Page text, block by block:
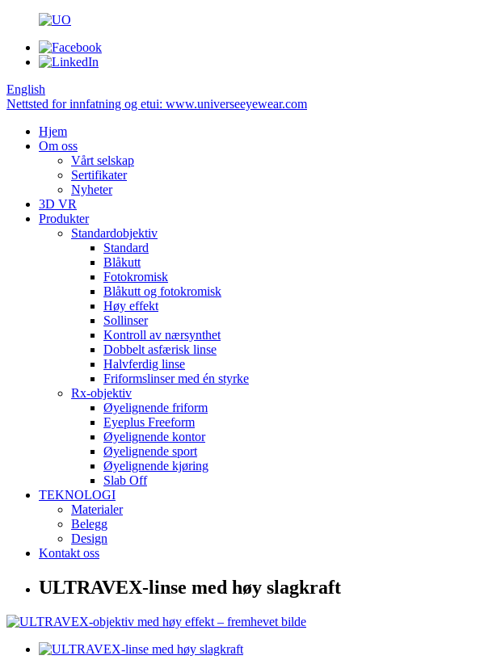
English
Nettsted for innfatning og etui: www.universeeyewear.com
Hjem
Om oss
Vårt selskap
Sertifikater
Nyheter
3D VR
Produkter
Standardobjektiv
Standard
Blåkutt
Fotokromisk
Blåkutt og fotokromisk
Høy effekt
Sollinser
Kontroll av nærsynthet
Dobbelt asfærisk linse
Halvferdig linse
Friformslinser med én styrke
Rx-objektiv
Øyelignende friform
Eyeplus Freeform
Øyelignende kontor
Øyelignende sport
Øyelignende kjøring
Slab Off
TEKNOLOGI
Materialer
Belegg
Design
Kontakt oss
ULTRAVEX-linse med høy slagkraft